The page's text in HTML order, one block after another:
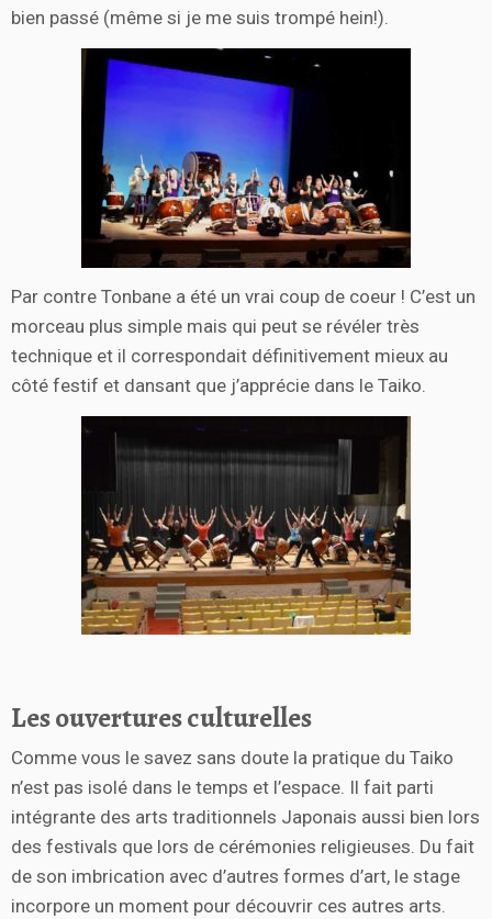
bien passé (même si je me suis trompé hein!).
Par contre Tonbane a été un vrai coup de coeur ! C’est un
morceau plus simple mais qui peut se révéler très
technique et il correspondait définitivement mieux au
côté festif et dansant que j’apprécie dans le Taiko.
Les ouvertures culturelles
Comme vous le savez sans doute la pratique du Taiko
n’est pas isolé dans le temps et l’espace. Il fait parti
intégrante des arts traditionnels Japonais aussi bien lors
des festivals que lors de cérémonies religieuses. Du fait
de son imbrication avec d’autres formes d’art, le stage
incorpore un moment pour découvrir ces autres arts.